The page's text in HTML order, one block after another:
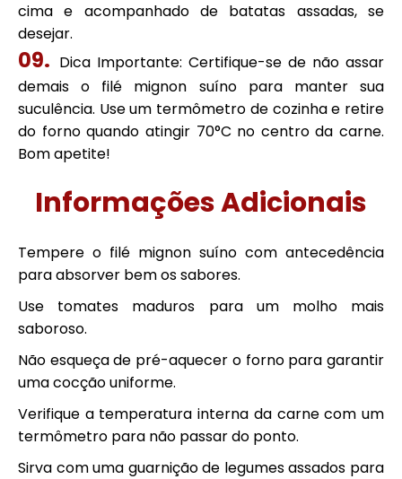
cima e acompanhado de batatas assadas, se
desejar.
Dica Importante: Certifique-se de não assar
demais o filé mignon suíno para manter sua
suculência. Use um termômetro de cozinha e retire
do forno quando atingir 70°C no centro da carne.
Bom apetite!
Informações Adicionais
Tempere o filé mignon suíno com antecedência
para absorver bem os sabores.
Use tomates maduros para um molho mais
saboroso.
Não esqueça de pré-aquecer o forno para garantir
uma cocção uniforme.
Verifique a temperatura interna da carne com um
termômetro para não passar do ponto.
Sirva com uma guarnição de legumes assados para